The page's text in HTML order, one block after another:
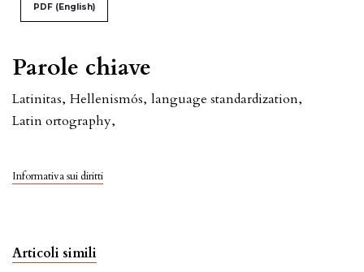
Parole chiave
Latinitas, Hellenismós, language standardization,
Latin ortography,
Informativa sui diritti
PDF (English)
Articoli simili